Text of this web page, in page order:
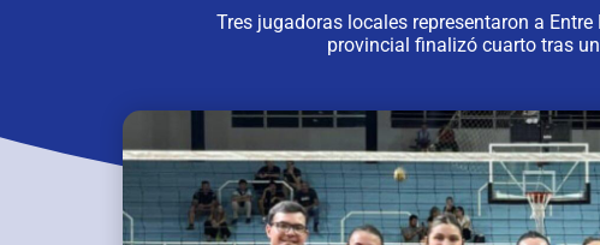
Tres jugadoras locales representaron a
provincial finalizó cuarto tras